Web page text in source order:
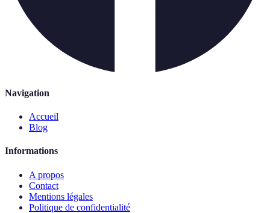
Navigation
Accueil
Blog
Informations
A propos
Contact
Mentions légales
Politique de confidentialité